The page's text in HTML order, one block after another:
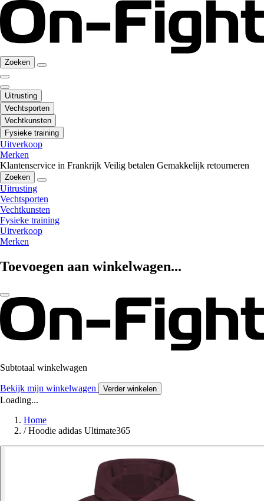
Zoeken
Uitrusting
Vechtsporten
Vechtkunsten
Fysieke training
Uitverkoop
Merken
Klantenservice in Frankrijk Veilig betalen Gemakkelijk retourneren
Zoeken
Uitrusting
Vechtsporten
Vechtkunsten
Fysieke training
Uitverkoop
Merken
Toevoegen aan winkelwagen...
Subtotaal winkelwagen
Bekijk mijn winkelwagen Verder winkelen
Loading...
Home
/ Hoodie adidas Ultimate365